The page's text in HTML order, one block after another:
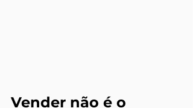
Vender não é o